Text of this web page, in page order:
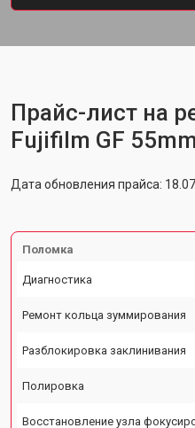
Прайс-лист на
Fujifilm GF
Дата обновления прайса:
Поломка
Диагностика
Ремонт кольца зуммирования
Разблокировка заклинивания
Полировка
Восстановление узла